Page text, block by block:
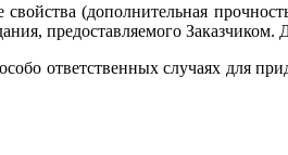
(дополнительная
предоставляемого
ответственных случаях для